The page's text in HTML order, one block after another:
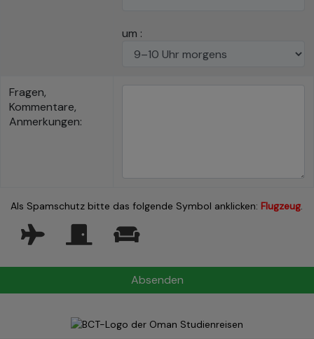
um :
Fragen,
Kommentare,
Anmerkungen:
Als Spamschutz bitte das folgende Symbol anklicken: Flugzeug.